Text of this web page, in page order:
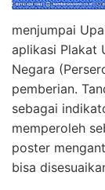
menjumpai
aplikasi Plakat
Negara
pemberian.
sebagai
memperoleh
poster
bisa